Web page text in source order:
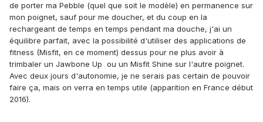
de porter ma Pebble (quel que soit le modèle) en permanence sur
mon poignet, sauf pour me doucher, et du coup en la
rechargeant de temps en temps pendant ma douche, j'ai un
équilibre parfait, avec la possibilité d'utiliser des applications de
fitness (Misfit, en ce moment) dessus pour ne plus avoir à
trimbaler un Jawbone Up ou un Misfit Shine sur l'autre poignet.
Avec deux jours d'autonomie, je ne serais pas certain de pouvoir
faire ça, mais on verra en temps utile (apparition en France début
2016).